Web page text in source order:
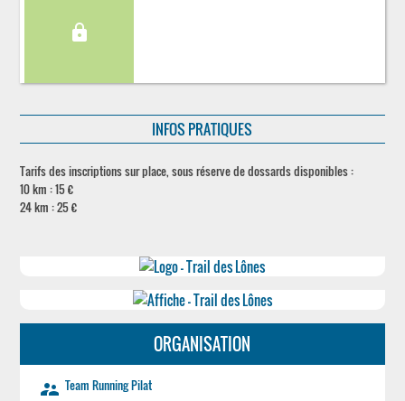
lock
INFOS PRATIQUES
Tarifs des inscriptions sur place, sous réserve de dossards disponibles :
10 km : 15 €
24 km : 25 €
ORGANISATION
supervisor_account Team Running Pilat